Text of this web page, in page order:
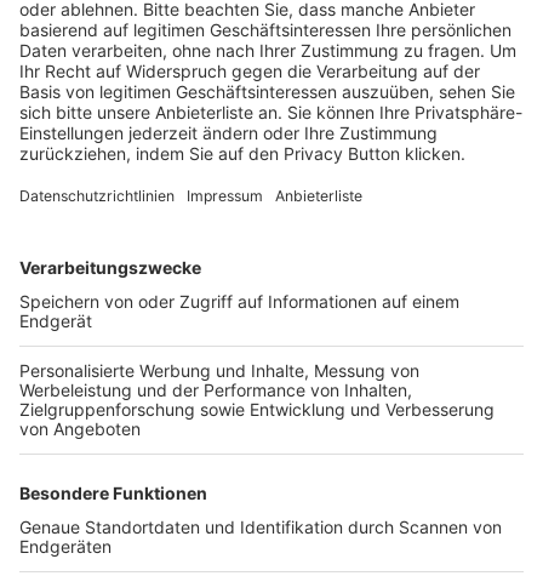
BFV-Geschäftsstellen
Trainerbörse
Login SpielPlus
FOLGE DEM BFV
TOP-VEREINE
TOP-PARTNER